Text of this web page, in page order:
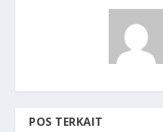
POS TERKAIT